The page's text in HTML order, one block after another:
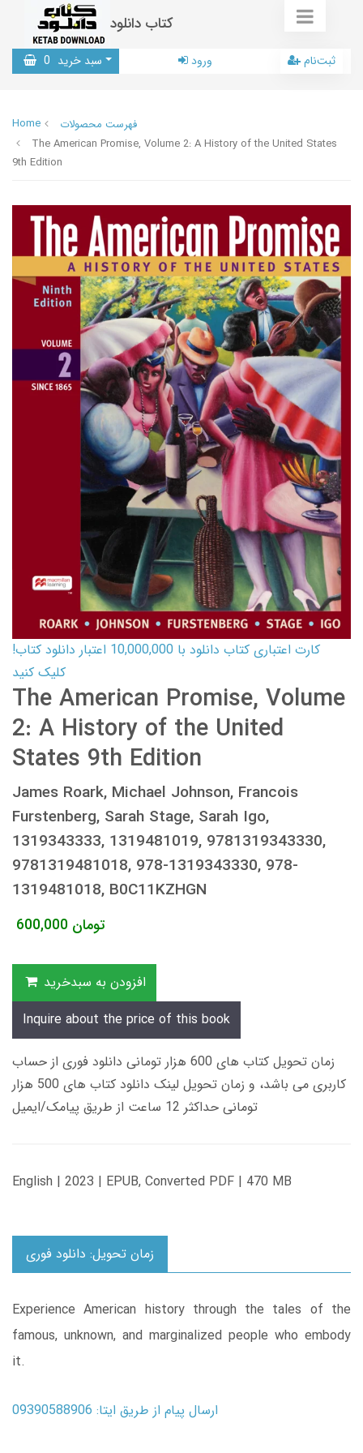
کتاب دانلود
سبد خرید 0 ورود ثبت‌نام
Home
فهرست محصولات
The American Promise, Volume 2: A History of the United States
9th Edition
کارت اعتباری کتاب دانلود با 10,000,000 اعتبار دانلود کتاب!
کلیک کنید
The American Promise, Volume
2: A History of the United
States 9th Edition
James Roark, Michael Johnson, Francois
Furstenberg, Sarah Stage, Sarah Igo,
1319343333, 1319481019, 9781319343330,
9781319481018, 978-1319343330, 978-
1319481018, B0C11KZHGN
600,000 تومان
افزودن به سبدخرید
Inquire about the price of this book
زمان تحویل کتاب های 600 هزار تومانی دانلود فوری از حساب
کاربری می باشد، و زمان تحویل لینک دانلود کتاب های 500 هزار
تومانی حداکثر 12 ساعت از طریق پیامک/ایمیل
English | 2023 | EPUB, Converted PDF | 470 MB
زمان تحویل: دانلود فوری
Experience American history through the tales of the
famous, unknown, and marginalized people who embody
it.
ارسال پیام از طریق ایتا: 09390588906